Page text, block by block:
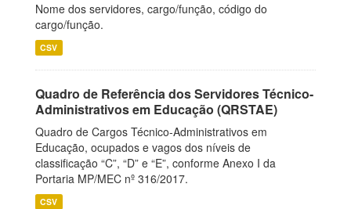
Nome dos servidores, cargo/função, código do
cargo/função.
CSV
Quadro de Referência dos Servidores Técnico-
Administrativos em Educação (QRSTAE)
Quadro de Cargos Técnico-Administrativos em
Educação, ocupados e vagos dos níveis de
classificação “C”, “D” e “E”, conforme Anexo I da
Portaria MP/MEC nº 316/2017.
CSV